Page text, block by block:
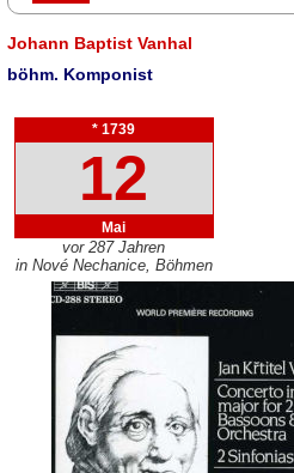
Johann Baptist Vanhal
böhm. Komponist
* 1739
12
Mai
vor 287 Jahren
in Nové Nechanice, Böhmen